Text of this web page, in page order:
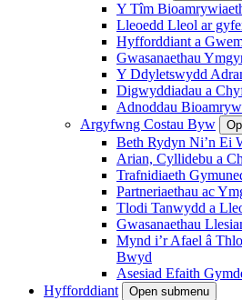
Y Tîm
Lleoedd Lleol ar
Hyfforddiant a
Gwasanaethau
Y Ddyletswydd
Digwyddiadau a
Adnoddau
Argyfwng Costau Byw
Beth Rydyn Ni’n Ei
Arian, Cyllidebu a
Trafnidiaeth
Partneriaethau ac
Tlodi Tanwydd a
Gwasanaethau
Mynd i’r Afael â
Bwyd
Asesiad Efaith
Hyfforddiant
Open submenu